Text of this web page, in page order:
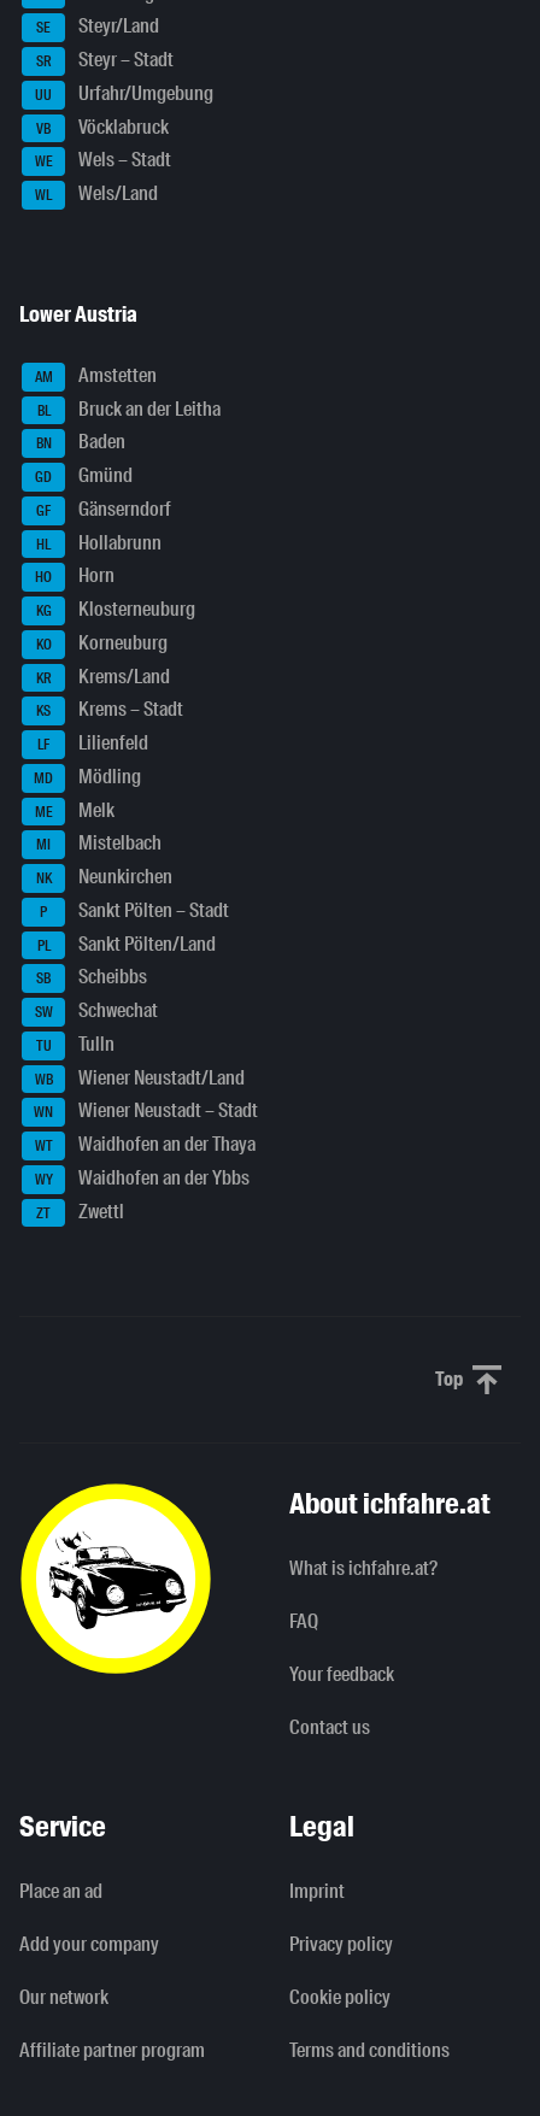
SE Steyr/Land
SR Steyr – Stadt
UU Urfahr/Umgebung
VB Vöcklabruck
WE Wels – Stadt
WL Wels/Land
Lower Austria
AM Amstetten
BL Bruck an der Leitha
BN Baden
GD Gmünd
GF Gänserndorf
HL Hollabrunn
HO Horn
KG Klosterneuburg
KO Korneuburg
KR Krems/Land
KS Krems – Stadt
LF Lilienfeld
MD Mödling
ME Melk
MI Mistelbach
NK Neunkirchen
P Sankt Pölten – Stadt
PL Sankt Pölten/Land
SB Scheibbs
SW Schwechat
TU Tulln
WB Wiener Neustadt/Land
WN Wiener Neustadt – Stadt
WT Waidhofen an der Thaya
WY Waidhofen an der Ybbs
ZT Zwettl
Top Scroll
About ichfahre.at
What is ichfahre.at?
FAQ
Your feedback
Contact us
Service
Place an ad
Add your company
Our network
Affiliate partner program
Legal
Imprint
Privacy policy
Cookie policy
Terms and conditions